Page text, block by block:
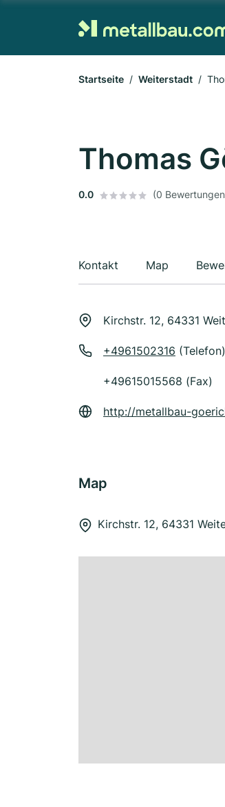
Startseite Weiterstadt
Thomas
0.0 (0
Kontakt Map
Kirchstr. 12, 64331
+4961502316 (Telefon)
+49615015568 (Fax)
http://metallbau-
Map
Kirchstr. 12, 64331